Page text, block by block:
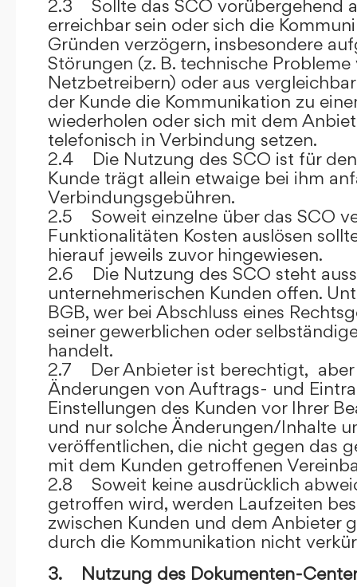
2.3 Sollte das SCO vorübergehend
erreichbar sein oder sich die
Gründen verzögern, insbesondere
Störungen (z. B. technische
Netzbetreibern) oder aus
der Kunde die Kommunikation zu
wiederholen oder sich mit dem
telefonisch in Verbindung setzen.
2.4 Die Nutzung des SCO ist für den
Kunde trägt allein etwaige bei ihm
Verbindungsgebühren.
2.5 Soweit einzelne über das SCO
Funktionalitäten Kosten auslösen
hierauf jeweils zuvor hingewiesen.
2.6 Die Nutzung des SCO steht
unternehmerischen Kunden offen.
BGB, wer bei Abschluss eines
seiner gewerblichen oder
handelt.
2.7 Der Anbieter ist berechtigt,
Änderungen von Auftrags- und
Einstellungen des Kunden vor Ihrer
und nur solche Änderungen/Inhalte
veröffentlichen, die nicht gegen das
mit dem Kunden getroffenen
2.8 Soweit keine ausdrücklich
getroffen wird, werden Laufzeiten
zwischen Kunden und dem Anbieter
durch die Kommunikation nicht
3. Nutzung des Dokumenten-